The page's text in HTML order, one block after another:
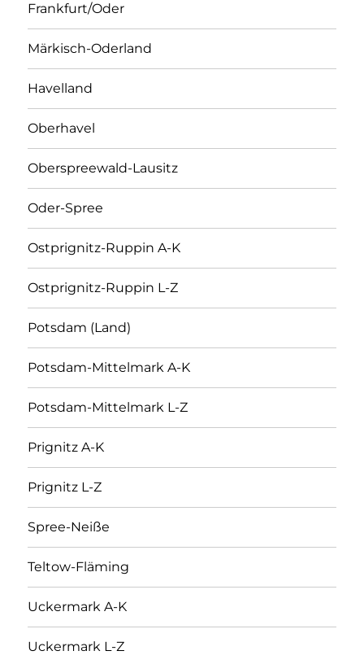
Frankfurt/Oder
Märkisch-Oderland
Havelland
Oberhavel
Oberspreewald-Lausitz
Oder-Spree
Ostprignitz-Ruppin A-K
Ostprignitz-Ruppin L-Z
Potsdam (Land)
Potsdam-Mittelmark A-K
Potsdam-Mittelmark L-Z
Prignitz A-K
Prignitz L-Z
Spree-Neiße
Teltow-Fläming
Uckermark A-K
Uckermark L-Z